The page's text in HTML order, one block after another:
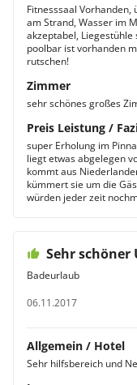
Fitnesssaal
am Strand, Wasser im
akzeptabel,
poolbar ist vorhanden
rutschen!
Zimmer
sehr schönes großes
Preis Leistung /
super Erholung im
liegt etwas abgelegen
kommt aus
kümmert sie um die
würden jeder zeit
Sehr
Badeurlaub
06.11.2017
Allgemein / Hotel
Sehr hilfsbereich und